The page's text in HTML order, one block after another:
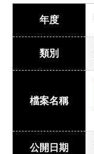
年度
類別
檔案名稱
公開日期